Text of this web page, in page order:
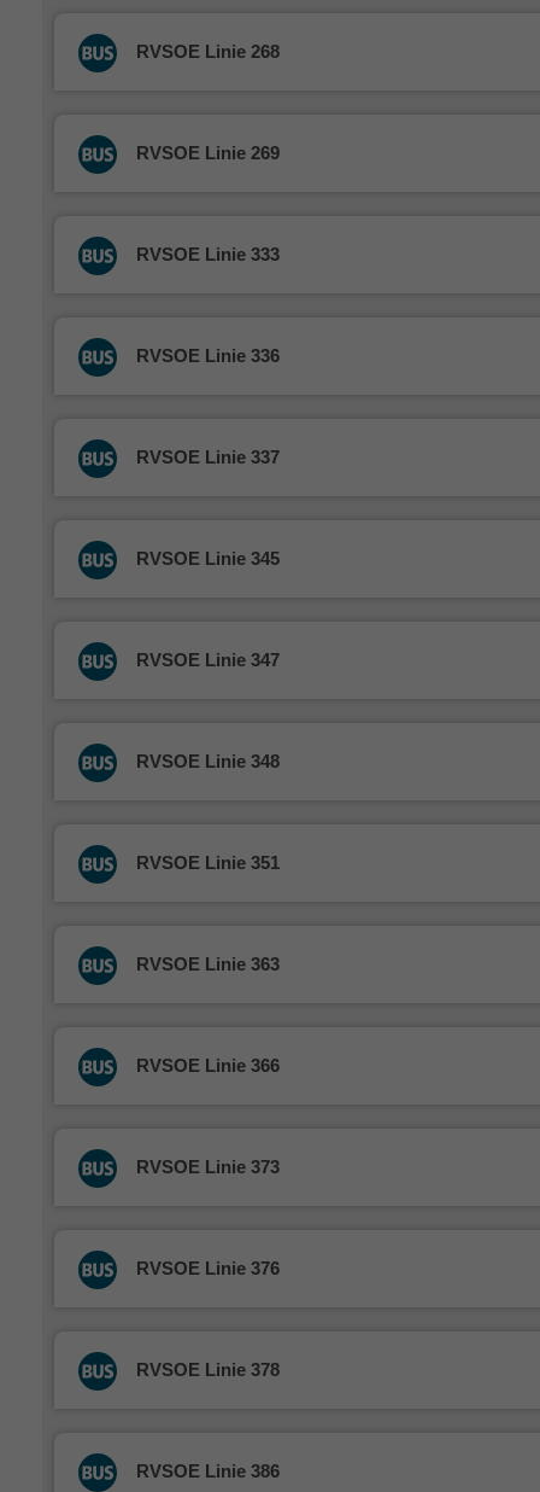
RVSOE Linie 268
RVSOE Linie 269
RVSOE Linie 333
RVSOE Linie 336
RVSOE Linie 337
RVSOE Linie 345
RVSOE Linie 347
RVSOE Linie 348
RVSOE Linie 351
RVSOE Linie 363
RVSOE Linie 366
RVSOE Linie 373
RVSOE Linie 376
RVSOE Linie 378
RVSOE Linie 386